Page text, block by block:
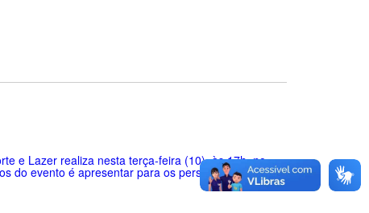
e Lazer realiza nesta terça-feira (10), às 17h, no
do evento é apresentar para os personagens da